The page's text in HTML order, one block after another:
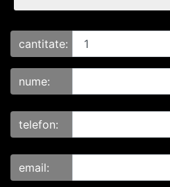
cantitate:
nume:
telefon:
email: